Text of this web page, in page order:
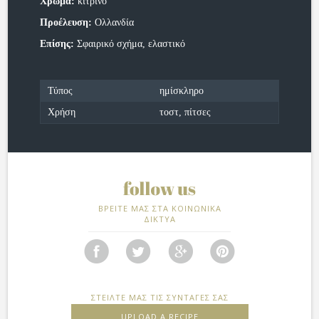
Προέλευση:Ολλανδία
Επίσης:Σφαιρικό σχήμα, ελαστικό
Τύπος
ημίσκληρο
Χρήση
τοστ, πίτσες
ΒΡΕΙΤΕ ΜΑΣ ΣΤΑ ΚΟΙΝΩΝΙΚΑ
ΔΙΚΤΥΑ
ΣΤΕΙΛΤΕ ΜΑΣ ΤΙΣ ΣΥΝΤΑΓΕΣ ΣΑΣ
UPLOAD A RECIPE